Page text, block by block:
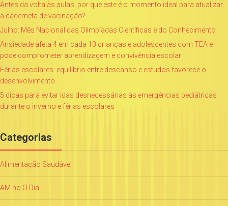
Antes da volta às aulas: por que este é o momento ideal para atualizar
a caderneta de vacinação?
Julho: Mês Nacional das Olimpíadas Científicas e do Conhecimento
Ansiedade afeta 4 em cada 10 crianças e adolescentes com TEA e
pode comprometer aprendizagem e convivência escolar
Férias escolares: equilíbrio entre descanso e estudos favorece o
desenvolvimento
5 dicas para evitar idas desnecessárias às emergências pediátricas
durante o inverno e férias escolares
Categorias
Alimentação Saudável
AM no O Dia